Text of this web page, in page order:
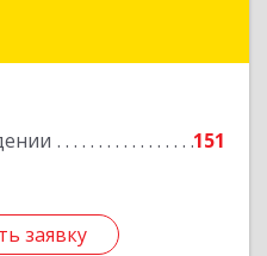
151
заявку
обл, Ирбит г, Маршала
заявку